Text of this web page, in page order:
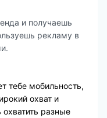
и получаешь
рекламу в
тебе мобильность,
охват и
разные